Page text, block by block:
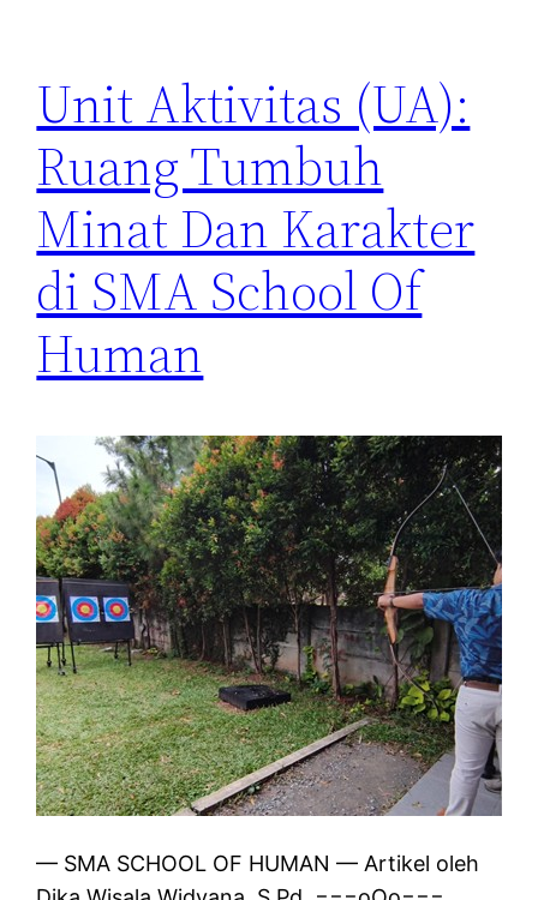
Unit Aktivitas (UA):
Ruang Tumbuh
Minat Dan Karakter
di SMA School Of
Human
— SMA SCHOOL OF HUMAN — Artikel oleh